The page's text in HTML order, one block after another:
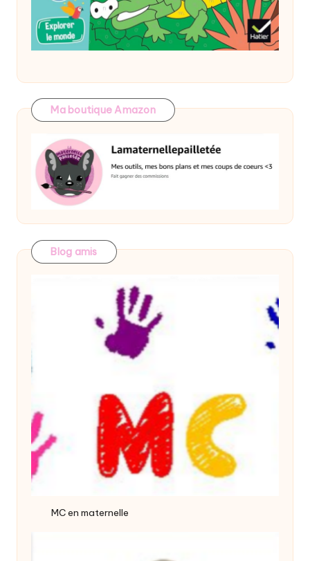
Ma boutique Amazon
Blog amis
MC en maternelle